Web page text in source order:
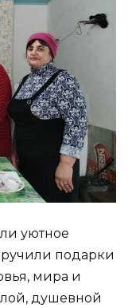
уютное
подарки
мира и
душевной